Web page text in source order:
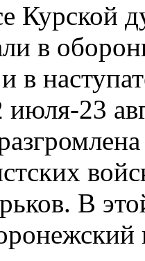
в
в
23
В